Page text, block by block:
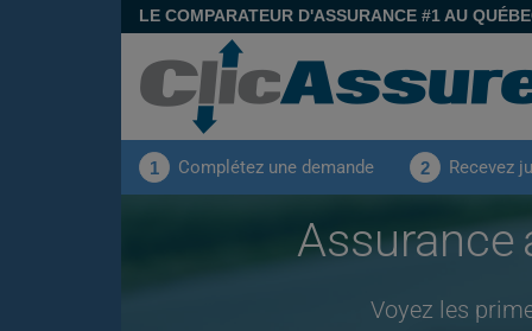
LE COMPARATEUR D'ASSURANCE #1 AU
1 Complétez une demande 2 Recevez
Assurance
Voyez les